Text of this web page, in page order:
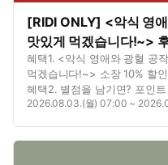
[RIDI ONLY] <악식 영
맛있게 먹겠습니다!~>
혜택1. <악식 영애와 광혈 공
먹겠습니다!~> 소장 10% 할
혜택2. 별점을 남기면? 포인
2026.08.03.(월) 07:00 ~